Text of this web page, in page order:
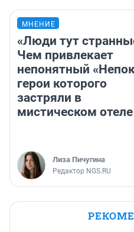
МНЕНИЕ
«Люди тут
Чем привлекает
непонятный
герои которого
застряли в
мистическом отеле
Лиза Пичугина
Редактор NGS.RU